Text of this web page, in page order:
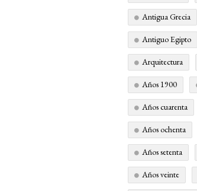
Antigua Grecia
Antiguo Egipto
Arquitectura
Años 1900
Años cuarenta
Años ochenta
Años setenta
Años veinte